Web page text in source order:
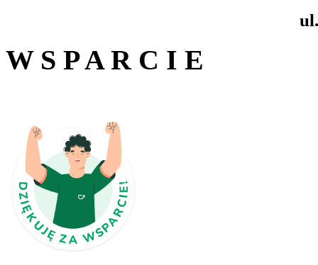
W S P A R C I E